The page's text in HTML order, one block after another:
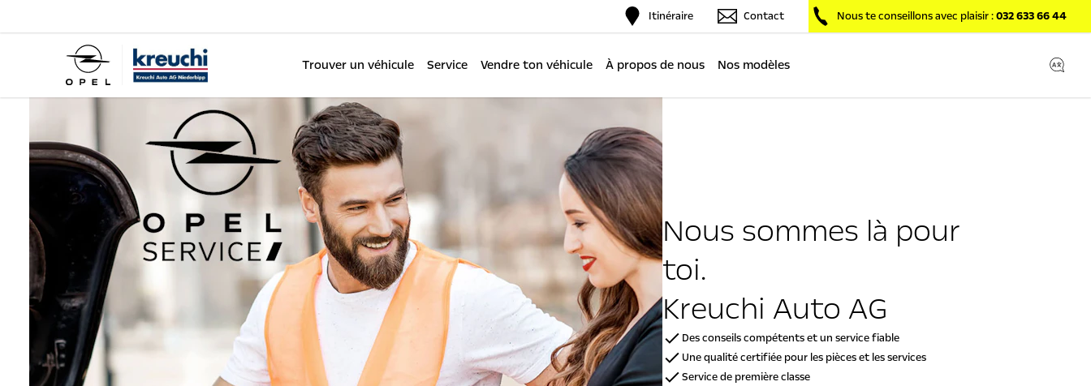
Itinéraire Contact Nous te conseillons avec plaisir :032 633 66 44
Trouver un véhicule Service Vendre ton véhicule À propos de nous Nos modèles
Nous sommes là pour
toi.
Kreuchi Auto AG
Des conseils compétents et un service fiable
Une qualité certifiée pour les pièces et les services
Service de première classe